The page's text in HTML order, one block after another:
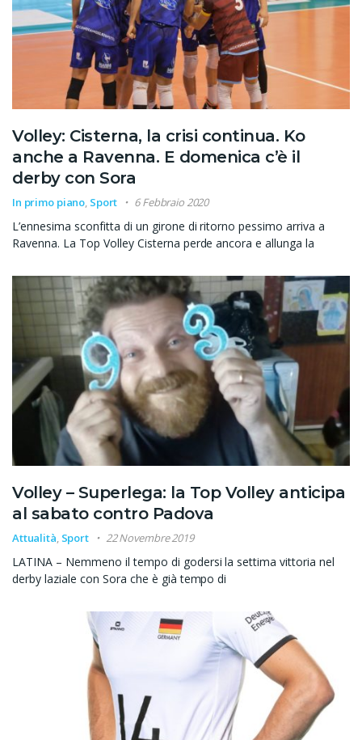
Volley: Cisterna, la crisi continua. Ko
anche a Ravenna. E domenica c’è il
derby con Sora
In primo piano, Sport 6 Febbraio 2020
L’ennesima sconfitta di un girone di ritorno pessimo arriva a
Ravenna. La Top Volley Cisterna perde ancora e allunga la
Volley – Superlega: la Top Volley anticipa
al sabato contro Padova
Attualità, Sport 22 Novembre 2019
LATINA – Nemmeno il tempo di godersi la settima vittoria nel
derby laziale con Sora che è già tempo di